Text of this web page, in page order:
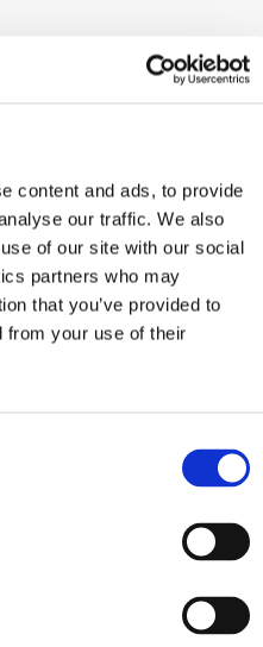
content and ads, to provide
our traffic. We also
of our site with our social
partners who may
that you’ve provided to
from your use of their
met specificaties die
Neem hieronder een